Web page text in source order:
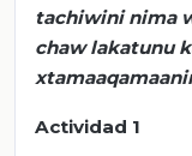
tachiwini nima
chaw lakatunu
Actividad 1